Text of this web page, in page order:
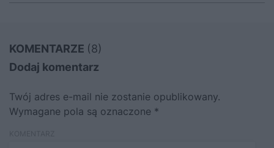
KOMENTARZE (8)
Dodaj komentarz
Twój adres e-mail nie zostanie opublikowany.
Wymagane pola są oznaczone *